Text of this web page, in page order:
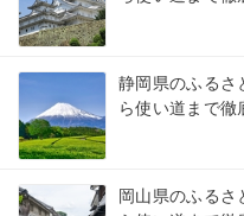
静岡県のふるさ
ら使い道まで徹
岡山県のふる